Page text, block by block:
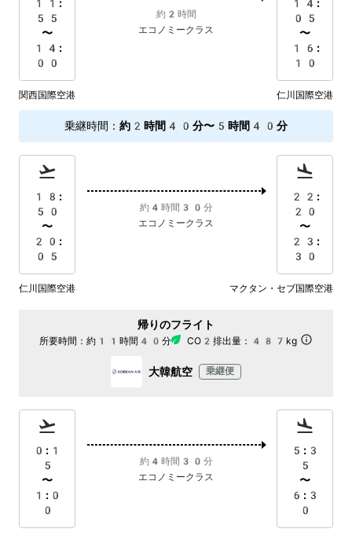
11:
55
〜
14:
00
約2時間
エコノミークラス
14:
05
〜
16:
10
関西国際空港 仁川国際空港
乗継時間 ： 約2時間40分〜5時間40分
18:
50
〜
20:
05
約4時間30分
エコノミークラス
22:
20
〜
23:
30
仁川国際空港 マクタン・セブ国際空港
帰りのフライト
所要時間： 約11時間40分 CO2排出量： 487kg
大韓航空 乗継便
0:1
5
〜
1:0
0
約4時間30分
エコノミークラス
5:3
5
〜
6:3
0